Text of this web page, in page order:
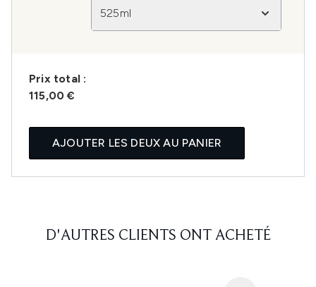
525ml
Prix ​​total :
115,00 €
AJOUTER LES DEUX AU PANIER
D'AUTRES CLIENTS ONT ACHETÉ